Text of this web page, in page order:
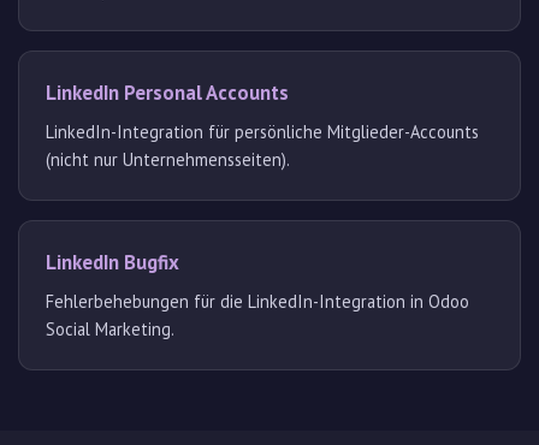
LinkedIn Personal Accounts
LinkedIn-Integration für persönliche Mitglieder-Accounts
(nicht nur Unternehmensseiten).
LinkedIn Bugfix
Fehlerbehebungen für die LinkedIn-Integration in Odoo
Social Marketing.